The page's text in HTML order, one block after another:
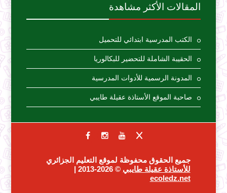
المقالات الأكثر مشاهدة
الكتب المدرسية ابتدائي للتحميل
الحقيبة الشاملة للتحضير للبكالوريا
المدونة الرسمية للأدوات المدرسية
صاحبة الموقع الأستاذة عقيلة طايبي
جميع الحقوق محفوظة لموقع التعليم الجزائري
للأستاذة عقيلة طايبي © 2026-2013 |
ecoledz.net